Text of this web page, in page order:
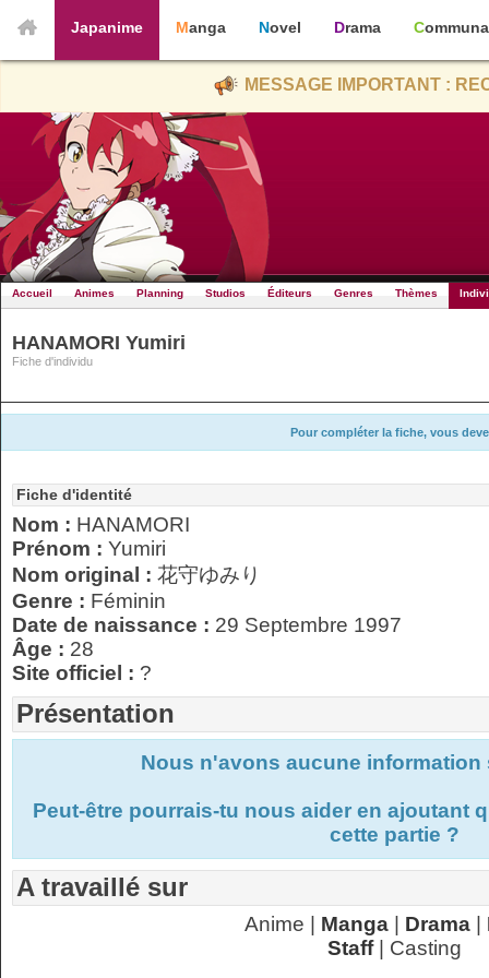
Japanime Manga Novel Drama
MESSAGE IMPORTANT :
Accueil Animes Planning Studios Éditeurs Genres Thèmes
HANAMORI Yumiri
Fiche d'individu
Pour compléter la fiche, vous
Fiche d'identité
Nom : HANAMORI
Prénom : Yumiri
Nom original : 花守ゆみり
Genre : Féminin
Date de naissance : 29 Septembre 1997
Âge : 28
Site officiel : ?
Présentation
Nous n'avons aucune
Peut-être pourrais-tu nous aider en ajoutant
cette partie ?
A travaillé sur
Anime | Manga| Drama|
Staff| Casting